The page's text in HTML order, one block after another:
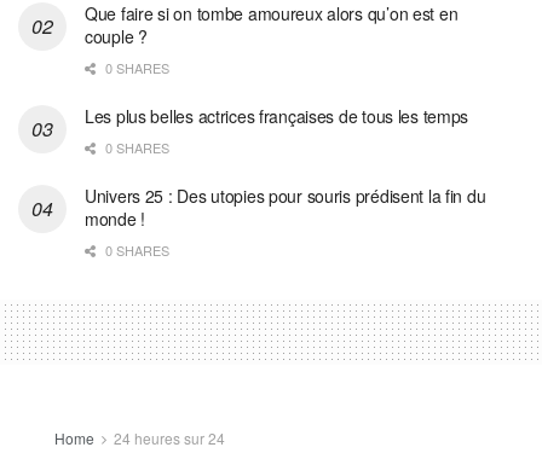
Que faire si on tombe amoureux alors qu’on est en
couple ?
0 SHARES
Les plus belles actrices françaises de tous les temps
0 SHARES
Univers 25 : Des utopies pour souris prédisent la fin du
monde !
0 SHARES
Home 24 heures sur 24